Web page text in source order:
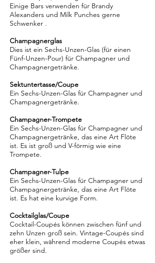
Einige Bars verwenden für Brandy
Alexanders und Milk Punches gerne
Schwenker .
Champagnerglas
Dies ist ein Sechs-Unzen-Glas (für einen
Fünf-Unzen-Pour) für Champagner und
Champagnergetränke.
Sektuntertasse/Coupe
Ein Sechs-Unzen-Glas für Champagner und
Champagnergetränke.
Champagner-Trompete
Ein Sechs-Unzen-Glas für Champagner und
Champagnergetränke, das eine Art Flöte
ist. Es ist groß und V-förmig wie eine
Trompete.
Champagner-Tulpe
Ein Sechs-Unzen-Glas für Champagner und
Champagnergetränke, das eine Art Flöte
ist. Es hat eine kurvige Form.
Cocktailglas/Coupe
Cocktail-Coupés können zwischen fünf und
zehn Unzen groß sein. Vintage-Coupés sind
eher klein, während moderne Coupés etwas
größer sind.